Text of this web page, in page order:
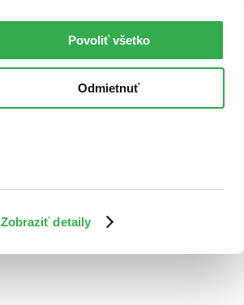
Zobraziť detaily
Povoliť všetko
Odmietnuť